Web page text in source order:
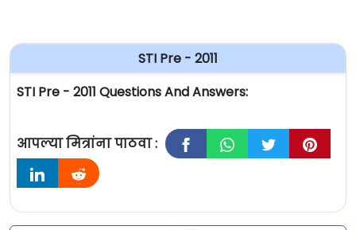
STI Pre - 2011
STI Pre - 2011 Questions And Answers:
आपल्या मित्रांना पाठवा :